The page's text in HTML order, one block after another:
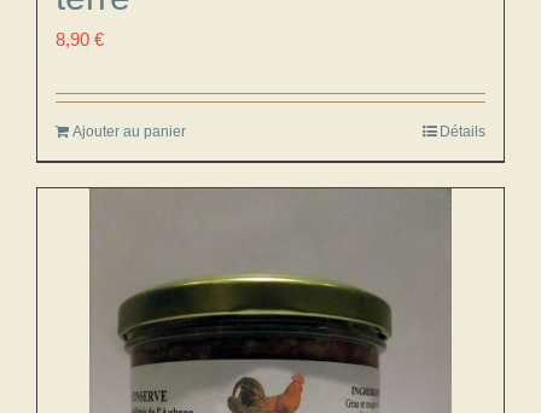
8,90 €
Ajouter au panier Détails